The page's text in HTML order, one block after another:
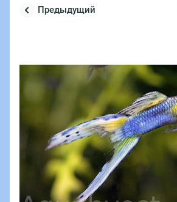
Предыдущий